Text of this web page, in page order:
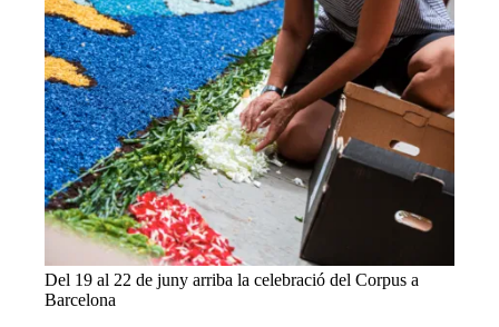
Del 19 al 22 de juny arriba la celebració del Corpus a
Barcelona